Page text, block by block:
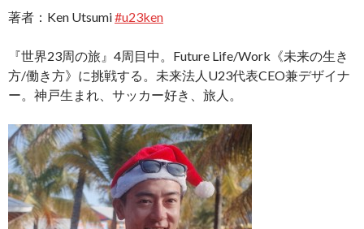
著者：Ken Utsumi#u23ken
『世界23周の旅』4周目中。Future Life/Work《未来の生き
方/働き方》に挑戦する。未来法人U23代表CEO兼デザイナ
ー。神戸生まれ、サッカー好き、旅人。